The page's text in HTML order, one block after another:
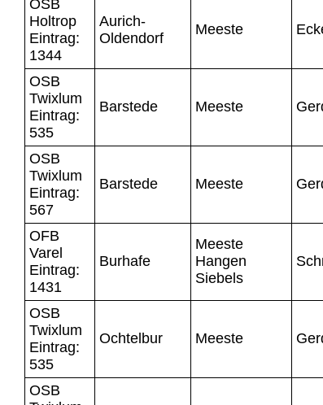
OSB
Holtrop
Eintrag:
1344
Aurich-
Oldendorf
Meeste
OSB
Twixlum
Eintrag:
535
Barstede Meeste
OSB
Twixlum
Eintrag:
567
Barstede Meeste
OFB
Varel
Eintrag:
1431
Burhafe
Meeste
Hangen
Siebels
OSB
Twixlum
Eintrag:
535
Ochtelbur Meeste
OSB